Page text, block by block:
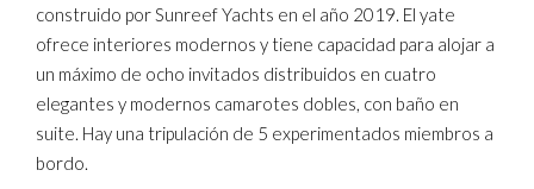
construido por Sunreef Yachts en el año 2019. El yate
ofrece interiores modernos y tiene capacidad para alojar a
un máximo de ocho invitados distribuidos en cuatro
elegantes y modernos camarotes dobles, con baño en
suite. Hay una tripulación de 5 experimentados miembros a
bordo.